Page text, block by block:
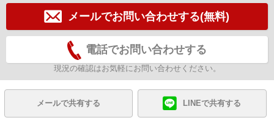
メールでお問い合わせする(無料)
電話でお問い合わせする
現況の確認はお気軽にお問い合わせください。
メールで共有する LINEで共有する